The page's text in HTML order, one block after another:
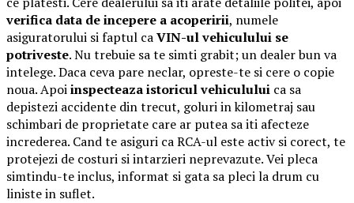
verifica data de incepere a acoperirii, numele
asiguratorului si faptul caVIN-ul vehiculului se
potriveste. Nu trebuie sa te simti grabit; un dealer bun va
intelege. Daca ceva pare neclar, opreste-te si cere o copie
noua. Apoiinspecteaza istoricul vehiculului ca sa
depistezi accidente din trecut, goluri in kilometraj sau
schimbari de proprietate care ar putea sa iti afecteze
increderea. Cand te asiguri ca RCA-ul este activ si corect, te
protejezi de costuri si intarzieri neprevazute. Vei pleca
simtindu-te inclus, informat si gata sa pleci la drum cu
liniste in suflet.